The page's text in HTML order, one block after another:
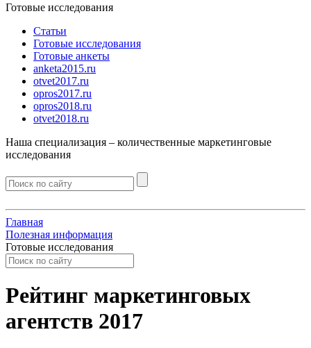
Готовые исследования
Статьи
Готовые исследования
Готовые анкеты
anketa2015.ru
otvet2017.ru
opros2017.ru
opros2018.ru
otvet2018.ru
Наша специализация – количественные маркетинговые
исследования
Главная
Полезная информация
Готовые исследования
Рейтинг маркетинговых
агентств 2017